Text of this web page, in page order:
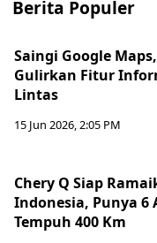
Berita Populer
Saingi Google
Gulirkan Fitur
Lintas
15 Jun 2026, 2:05 PM
Chery Q Siap
Indonesia, Punya 6
Tempuh 400 Km